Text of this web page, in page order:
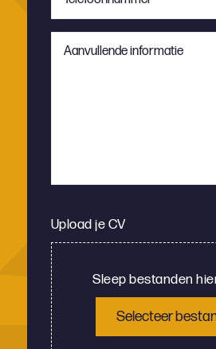
Aanvullende
Upload je CV
Sleep bestanden
Selecteer